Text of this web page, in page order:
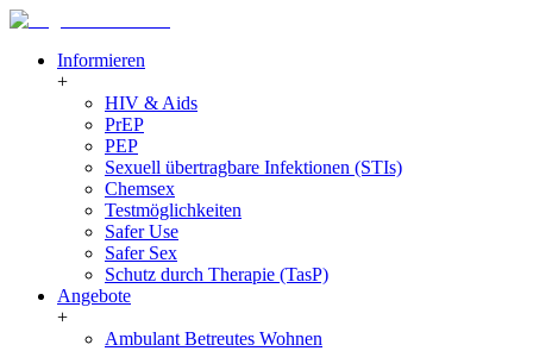
Informieren
+
HIV & Aids
PrEP
PEP
Sexuell übertragbare Infektionen (STIs)
Chemsex
Testmöglichkeiten
Safer Use
Safer Sex
Schutz durch Therapie (TasP)
Angebote
+
Ambulant Betreutes Wohnen